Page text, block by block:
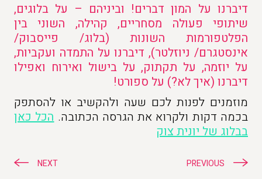
דיברנו על המון דברים! וביניהם – על בלוגים,
שיתופי פעולה מסחריים, קהילה, השוני בין
הפלטפורמות השונות (בלוג/ פייסבוק/
אינסטגרם/ ניוזלטר), דיברנו על התמדה ועקביות,
על יוזמה, על תקתוק, על בישול ואירוח ואפילו
דיברנו (איך לא?) על ספורט!
מוזמנים לפנות לכם שעה ולהקשיב או להסתפק
בכמה דקות ולקרוא את הגרסה הכתובה.הכל כאן
בבלוג של יונית צוק
ניווטPREVIOUS
NEXT